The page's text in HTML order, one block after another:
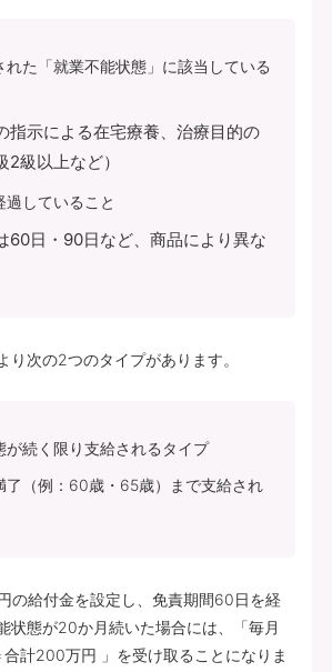
れた「就業不能状態」に該当している
示による在宅療養、治療目的の
2級以上など）
過していること
60日・90日など、商品により異な
り次の2つのタイプがあります。
が続く限り支給されるタイプ
了（例：60歳・65歳）まで支給され
の給付金を設定し、免責期間60日を経
状態が20か月続いた場合には、「毎月
計200万円 」を受け取ることになりま